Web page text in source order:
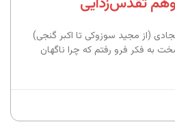
(از مجید سوزوکی تا اکبر گنجی)
به فکر فرو رفتم که چرا ناگهان